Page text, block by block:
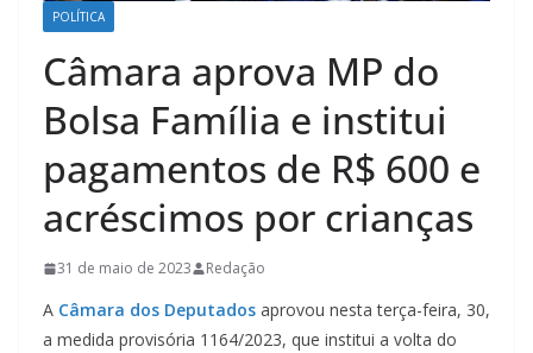
POLÍTICA
Câmara aprova MP do
Bolsa Família e institui
pagamentos de R$ 600 e
acréscimos por crianças
31 de maio de 2023 Redação
A Câmara dos Deputados aprovou nesta terça-feira, 30,
a medida provisória 1164/2023, que institui a volta do